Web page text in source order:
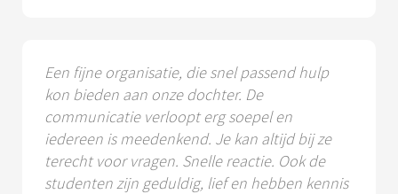
Een fijne organisatie, die snel passend hulp
kon bieden aan onze dochter. De
communicatie verloopt erg soepel en
iedereen is meedenkend. Je kan altijd bij ze
terecht voor vragen. Snelle reactie. Ook de
studenten zijn geduldig, lief en hebben kennis